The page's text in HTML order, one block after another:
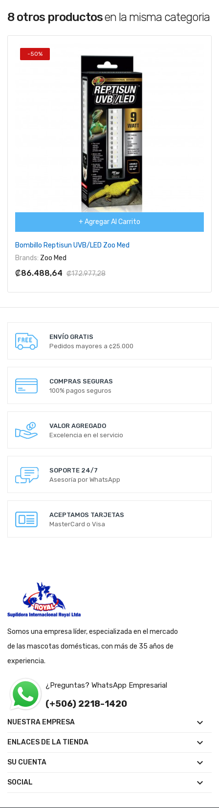
8 otros productosen la misma categoria
-50%
+ Agregar Al Carrito
Bombillo Reptisun UVB/LED Zoo Med
Brands: Zoo Med
₡86.488,64 ₡172.977,28
ENVÍO GRATIS
Pedidos mayores a ¢25.000
COMPRAS SEGURAS
100% pagos seguros
VALOR AGREGADO
Excelencia en el servicio
SOPORTE 24/7
Asesoría por WhatsApp
ACEPTAMOS TARJETAS
MasterCard o Visa
Somos una empresa líder, especializada en el mercado
de las mascotas domésticas, con más de 35 años de
experiencia.
¿Preguntas? WhatsApp Empresarial
(+506) 2218-1420
NUESTRA EMPRESA 
ENLACES DE LA TIENDA 
SU CUENTA 
SOCIAL 